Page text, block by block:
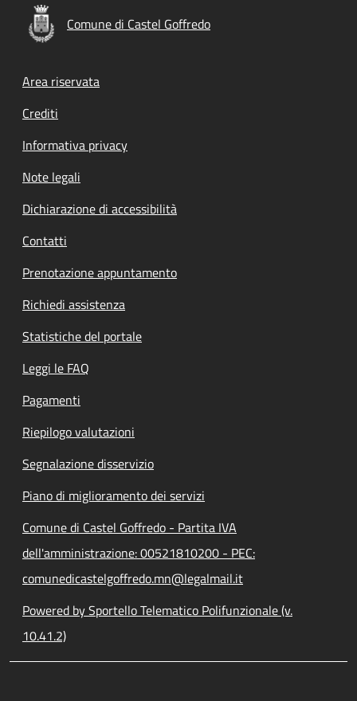
Comune di Castel Goffredo
Footer menu
Area riservata
Crediti
Informativa privacy
Note legali
Dichiarazione di accessibilità
Contatti
Prenotazione appuntamento
Richiedi assistenza
Statistiche del portale
Leggi le FAQ
Pagamenti
Riepilogo valutazioni
Segnalazione disservizio
Piano di miglioramento dei servizi
Comune di Castel Goffredo - Partita IVA
dell'amministrazione: 00521810200 - PEC:
comunedicastelgoffredo.mn@legalmail.it
Powered by Sportello Telematico Polifunzionale (v.
10.41.2)